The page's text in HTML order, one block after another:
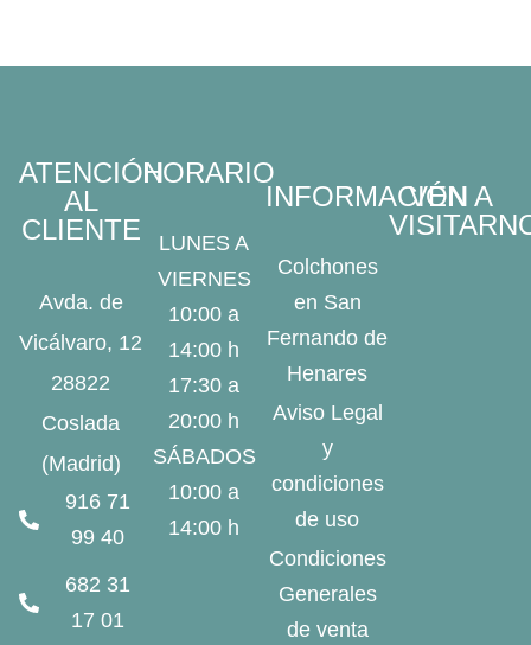
ATENCIÓN
AL
CLIENTE
Avda. de
Vicálvaro, 12
28822
Coslada
(Madrid)
916 71
99 40
682 31
17 01
HORARIO
LUNES A
VIERNES
10:00 a
14:00 h
17:30 a
20:00 h
SÁBADOS
10:00 a
14:00 h
INFORMACIÓN
Colchones
en San
Fernando de
Henares
Aviso Legal
y
condiciones
de uso
Condiciones
Generales
de venta
VEN A